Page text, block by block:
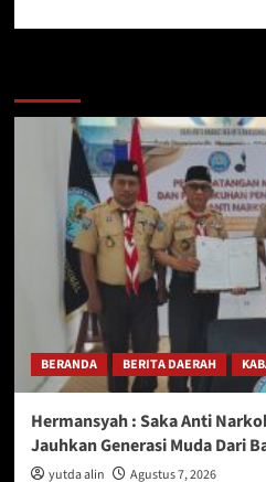
BERANDA BERITA DAERAH
Hermansyah : Saka Anti
Jauhkan Generasi Muda Dari
yutda alin Agustus 7, 2026